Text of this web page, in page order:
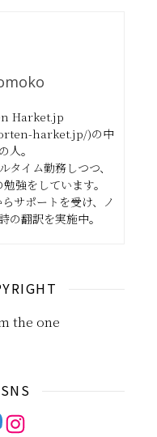
Harket.jp
harket.jp/)の中
の人。
タイム勤務しつつ、
強をしています。
サポートを受け、ノ
の翻訳を実施中。
the one
SNS
Instagram